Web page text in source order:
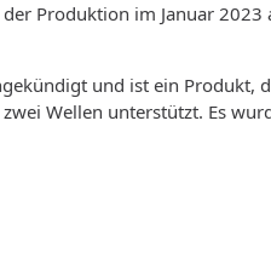
Produktion im Januar
und ist ein Produkt,
Wellen unterstützt. Es